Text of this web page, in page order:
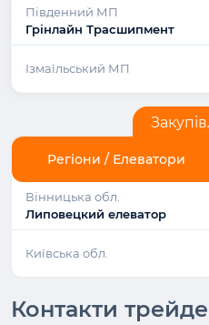
Південний МП
Грінлайн Трасшипмент
Ізмаїльський МП
Регіони / Елеватори
Вінницька обл.
Липовецкий елеватор
Київська обл.
Контакти